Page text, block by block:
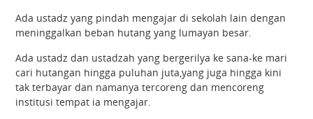
Ada ustadz yang pindah mengajar di sekolah lain dengan
meninggalkan beban hutang yang lumayan besar.
Ada ustadz dan ustadzah yang bergerilya ke sana-ke mari
cari hutangan hingga puluhan juta,yang juga hingga kini
tak terbayar dan namanya tercoreng dan mencoreng
institusi tempat ia mengajar.